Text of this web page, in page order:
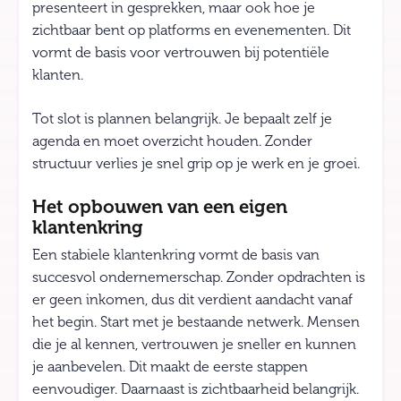
presenteert in gesprekken, maar ook hoe je
zichtbaar bent op platforms en evenementen. Dit
vormt de basis voor vertrouwen bij potentiële
klanten.
Tot slot is plannen belangrijk. Je bepaalt zelf je
agenda en moet overzicht houden. Zonder
structuur verlies je snel grip op je werk en je groei.
Het opbouwen van een eigen
klantenkring
Een stabiele klantenkring vormt de basis van
succesvol ondernemerschap. Zonder opdrachten is
er geen inkomen, dus dit verdient aandacht vanaf
het begin. Start met je bestaande netwerk. Mensen
die je al kennen, vertrouwen je sneller en kunnen
je aanbevelen. Dit maakt de eerste stappen
eenvoudiger. Daarnaast is zichtbaarheid belangrijk.